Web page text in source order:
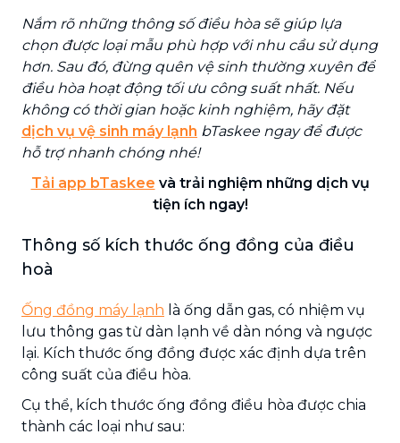
Nắm rõ những thông số điều hòa sẽ giúp lựa
chọn được loại mẫu phù hợp với nhu cầu sử dụng
hơn. Sau đó, đừng quên vệ sinh thường xuyên để
điều hòa hoạt động tối ưu công suất nhất. Nếu
không có thời gian hoặc kinh nghiệm, hãy đặt
dịch vụ vệ sinh máy lạnh bTaskee ngay để được
hỗ trợ nhanh chóng nhé!
Tải app bTaskee và trải nghiệm những dịch vụ
tiện ích ngay!
Thông số kích thước ống đồng của điều
hoà
Ống đồng máy lạnh là ống dẫn gas, có nhiệm vụ
lưu thông gas từ dàn lạnh về dàn nóng và ngược
lại. Kích thước ống đồng được xác định dựa trên
công suất của điều hòa.
Cụ thể, kích thước ống đồng điều hòa được chia
thành các loại như sau: